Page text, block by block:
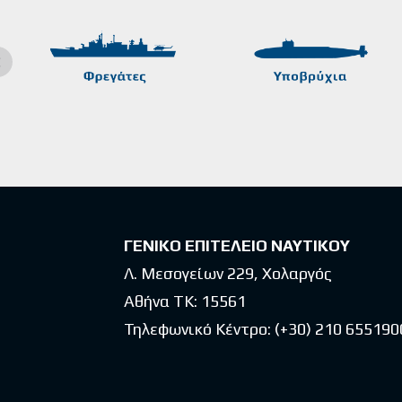
ΓΕΝΙΚΟ ΕΠΙΤΕΛΕΙΟ ΝΑΥΤΙΚΟΥ
Λ. Μεσογείων 229, Χολαργός
Αθήνα ΤΚ: 15561
Τηλεφωνικό Κέντρο: (+30) 210